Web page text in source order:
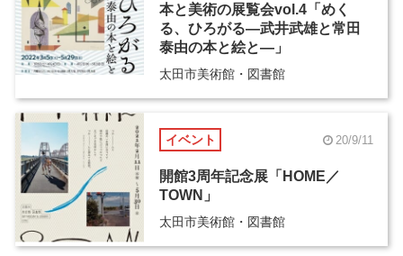
本と美術の展覧会vol.4「めく
る、ひろがる―武井武雄と常田
泰由の本と絵と―」
太田市美術館・図書館
イベント 20/9/11
開館3周年記念展「HOME／
TOWN」
太田市美術館・図書館